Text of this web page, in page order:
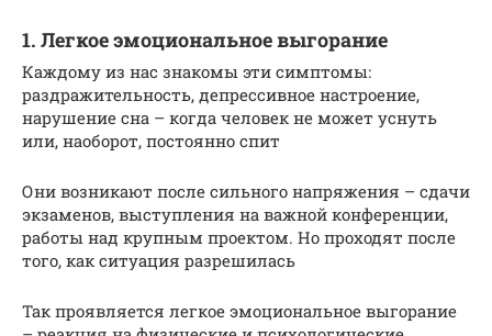
1. Легкое эмоциональное выгорание
Каждому из нас знакомы эти симптомы:
раздражительность, депрессивное настроение,
нарушение сна – когда человек не может уснуть
или, наоборот, постоянно спит
Они возникают после сильного напряжения – сдачи
экзаменов, выступления на важной конференции,
работы над крупным проектом. Но проходят после
того, как ситуация разрешилась
Так проявляется легкое эмоциональное выгорание